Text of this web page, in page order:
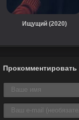
Ищущий (2020)
Прокомментировать